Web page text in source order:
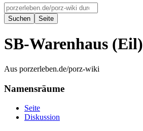
SB-Warenhaus (Eil)
Aus porzerleben.de/porz-wiki
Namensräume
Seite
Diskussion